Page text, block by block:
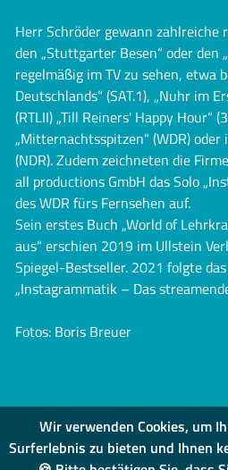
Wir verwenden Cookies, um
Surferlebnis zu bieten und Ihnen
Herr Schröder gewann zahlreiche
den „Stuttgarter Besen“ oder den
regelmäßig im TV zu sehen, etwa
Deutschlands“ (SAT.1), „Nuhr im
(RTLII) „Till Reiners' Happy Hour“
„Mitternachtsspitzen“ (WDR) oder
(NDR). Zudem zeichneten die
all productions GmbH das Solo
des WDR fürs Fernsehen auf.
Sein erstes Buch „World of
aus“ erschien 2019 im Ullstein
Spiegel-Bestseller. 2021 folgte
„Instagrammatik – Das
Fotos: Boris Breuer